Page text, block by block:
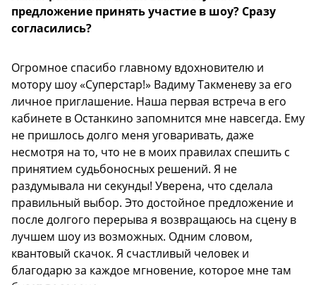
предложение принять участие в шоу? Сразу
согласились?
Огромное спасибо главному вдохновителю и
мотору шоу «Суперстар!» Вадиму Такменеву за его
личное приглашение. Наша первая встреча в его
кабинете в Останкино запомнится мне навсегда. Ему
не пришлось долго меня уговаривать, даже
несмотря на то, что не в моих правилах спешить с
принятием судьбоносных решений. Я не
раздумывала ни секунды! Уверена, что сделала
правильный выбор. Это достойное предложение и
после долгого перерыва я возвращаюсь на сцену в
лучшем шоу из возможных. Одним словом,
квантовый скачок. Я счастливый человек и
благодарю за каждое мгновение, которое мне там